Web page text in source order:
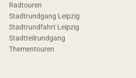
Radtouren
Stadtrundgang Leipzig
Stadtrundfahrt Leipzig
Stadtteilrundgang
Thementouren